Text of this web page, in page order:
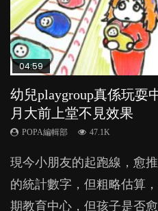
04:59
幼兒playgroup真係玩耍
月大前上堂不見效果
POPA編輯部 47.1K
現今小朋友的起跑線，愈
的統計數字，但粗略估算
期教育中心，但孩子是否
03:39
幼稚園遊戲課 如何刺激
與懲罰？
POPA編輯部 33.1K
由美國學者所創的 tools of
戲方式學習，學術能力和
友優勝，到底這課程有何
03:02
老公患產後憂鬱症對BB
POPA編輯部 15.9K
鬱，影響日常生活，嚴重
朋友的念頭。但為何爸爸
04:06
全職好？在職好？｜全
力與價值
POPA編輯部 25.8K
許多媽媽心底可能都有一
是在職好。雖說每個家庭
因素，但原來全職和在職
03:41
BB口腔期乜都放入口，
POPA編輯部 25.5K
成吮手指的習慣，大個就
他們放東西入口，隨時會